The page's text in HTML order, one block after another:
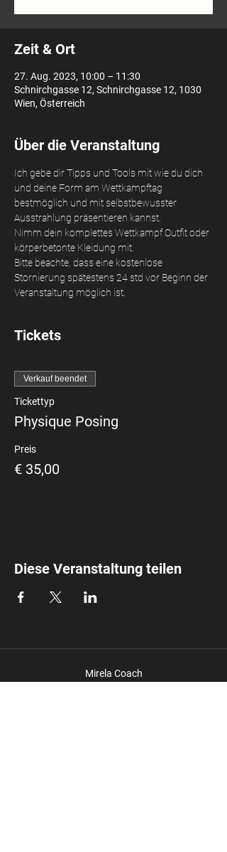
Zeit & Ort
27. Aug. 2023, 10:00 – 11:30
Schnirchgasse 12, Schnirchgasse 12, 1030
Wien, Österreich
Über die Veranstaltung
Ich gebe dir Tipps und Tools mit wie du dich
und deine Form am Wettkampftag
bestmöglich und mit selbstbewusster
Ausstrahlung präsentieren kannst.
Nimm dein komplettes Wettkampf Outfit oder
körperbetonte Kleidung mit.
Bitte beachte, dass eine kostenlose
Stornierung spätestens 24 std vor Beginn der
Veranstaltung möglich ist.
Tickets
Verkauf beendet
Tickettyp
Physique Posing
Preis
€ 35,00
Diese Veranstaltung teilen
Mirela Coach